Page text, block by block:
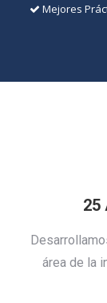
Mejores
25
área de la